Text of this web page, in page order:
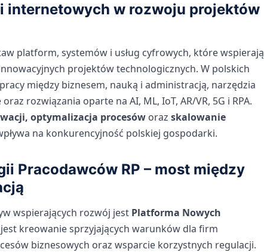
internetowych w rozwoju projektów
platform, systemów i usług cyfrowych, które wspierają
projektów technologicznych. W polskich
między biznesem, nauką i administracją, narzędzia
rozwiązania oparte na AI, ML, IoT, AR/VR, 5G i RPA.
optymalizacja procesów oraz skalowanie
na konkurencyjność polskiej gospodarki.
Pracodawców RP – most między
wspierających rozwój jest Platforma Nowych
jest kreowanie sprzyjających warunków dla firm
biznesowych oraz wsparcie korzystnych regulacji.